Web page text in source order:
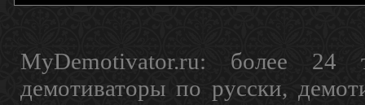
MyDemotivator.ru: более 24
демотиваторы по русски,